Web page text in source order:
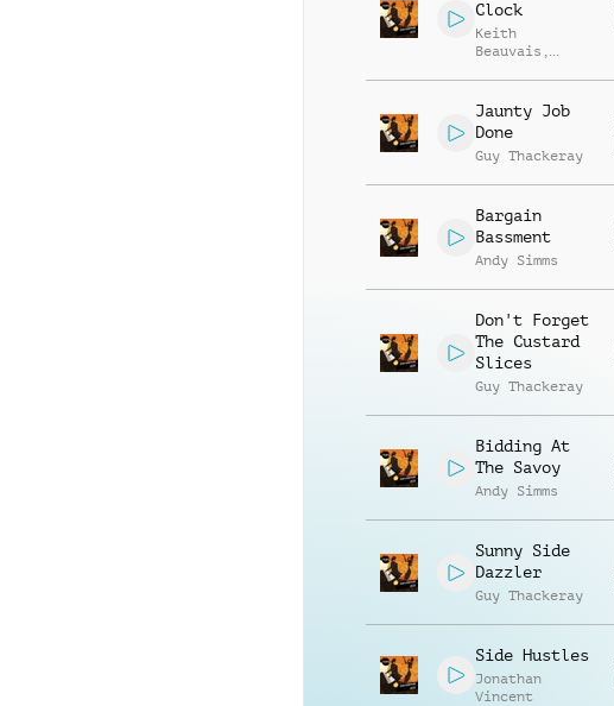
Clock
Keith
Beauvais ,
Jaunty Job
Done
Guy Thackeray
Bargain
Bassment
Andy Simms
Don't Forget
The Custard
Slices
Guy Thackeray
Bidding At
The Savoy
Andy Simms
Sunny Side
Dazzler
Guy Thackeray
Side Hustles
Jonathan
Vincent